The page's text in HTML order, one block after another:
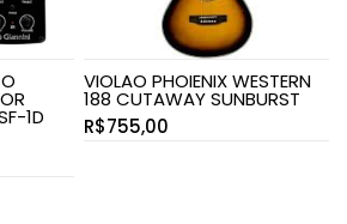
1D
VIOLAO PHOIENIX WESTERN
188 CUTAWAY SUNBURST
R$755,00